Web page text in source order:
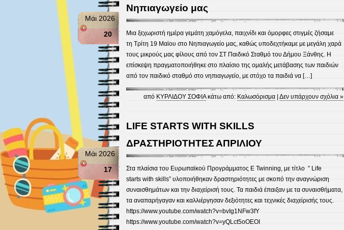
Νηπιαγωγείο μας
Μάι 2026
20
Μια ξεχωριστή ημέρα γεμάτη χαμόγελα, παιχνίδι και όμορφες στιγμές ζήσαμε
τη Τρίτη 19 Μαϊου στο Νηπιαγωγείο μας, καθώς υποδεχτήκαμε με μεγάλη χαρά
τους μικρούς μας φίλους από τον ΣΤ Παιδικό Σταθμό του Δήμου Ξάνθης. Η
επίσκεψη πραγματοποιήθηκε στο πλαίσιο της ομαλής μετάβασης των παιδιών
από τον παιδικό σταθμό στο νηπιαγωγείο, με στόχο τα παιδιά να […]
από ΚΥΡΛΙΔΟΥ ΣΟΦΙΑκάτω από: Καλωσόρισμα| Δεν υπάρχουν σχόλια »
LIFE STARTS WITH SKILLS
ΔΡΑΣΤΗΡΙΟΤΗΤΕΣ ΑΠΡΙΛΙΟΥ
Μάι 2026
17
Στα πλαίσια του Ευρωπαϊκού Προγράμματος E Twinning, με τίτλο ” Life
starts with skills” υλοποιήθηκαν δραστηριότητες με σκοπό την αναγνώριση
συναισθημάτων και την διαχείρισή τους. Τα παιδιά έπαιξαν με τα συναισθήματα,
τα αναπαρήγαγαν και καλλιέργησαν δεξιότητες και τεχνικές διαχείρισής τους.
https://www.youtube.com/watch?v=bvIg1NFw3fY
https://www.youtube.com/watch?v=yQLct5oOEOI